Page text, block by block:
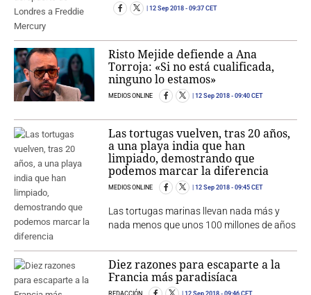
12 Sep 2018 - 09:37 CET
Risto Mejide defiende a Ana
Torroja: «Si no está cualificada,
ninguno lo estamos»
MEDIOS ONLINE 12 Sep 2018 - 09:40 CET
Las tortugas vuelven, tras 20 años,
a una playa india que han
limpiado, demostrando que
podemos marcar la diferencia
MEDIOS ONLINE 12 Sep 2018 - 09:45 CET
Las tortugas marinas llevan nada más y
nada menos que unos 100 millones de años
Diez razones para escaparte a la
Francia más paradisíaca
REDACCIÓN 12 Sep 2018 - 09:46 CET